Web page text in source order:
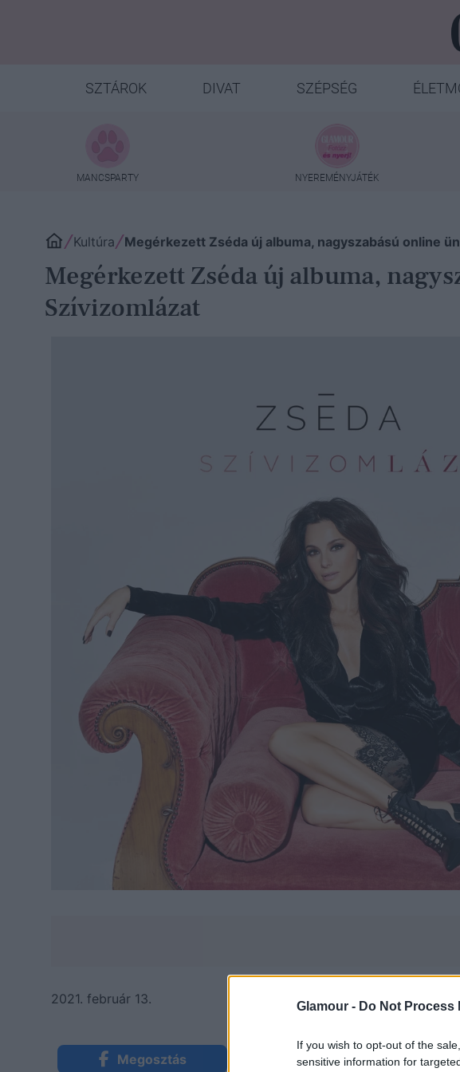
Glamour - Do Not Process
If you wish to opt-out of the
sensitive information for
SZTÁROK DIVAT SZÉPSÉG
MANCSPARTY NYEREMÉNYJÁTÉK
Kultúra Megérkezett Zséda új albuma, nagyszabású online
Megérkezett Zséda új albuma,
Szívizomlázat
2021. február 13.
Megosztás Küldés Messengeren